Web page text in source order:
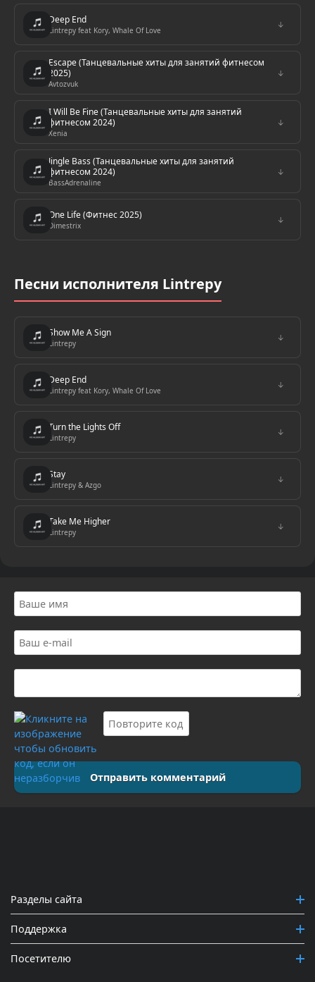
Deep End
Lintrepy feat Kory, Whale Of Love
↓
Escape (Танцевальные хиты для занятий фитнесом
2025)
Avtozvuk
↓
I Will Be Fine (Танцевальные хиты для занятий
фитнесом 2024)
Xenia
↓
Jingle Bass (Танцевальные хиты для занятий
фитнесом 2024)
BassAdrenaline
↓
One Life (Фитнес 2025)
Dimestrix
↓
Песни исполнителя Lintrepy
Show Me A Sign
Lintrepy
↓
Deep End
Lintrepy feat Kory, Whale Of Love
↓
Turn the Lights Off
Lintrepy
↓
Stay
Lintrepy & Azgo
↓
Take Me Higher
Lintrepy
↓
Отправить комментарий
Разделы сайта
Поддержка
Посетителю